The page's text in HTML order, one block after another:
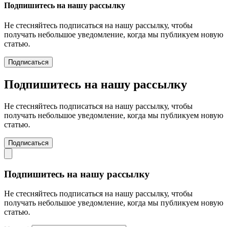
Подпишитесь на нашу рассылку
Не стесняйтесь подписаться на нашу рассылку, чтобы
получать небольшое уведомление, когда мы публикуем новую
статью.
Подписаться
Подпишитесь на нашу рассылку
Не стесняйтесь подписаться на нашу рассылку, чтобы
получать небольшое уведомление, когда мы публикуем новую
статью.
Подписаться
Подпишитесь на нашу рассылку
Не стесняйтесь подписаться на нашу рассылку, чтобы
получать небольшое уведомление, когда мы публикуем новую
статью.